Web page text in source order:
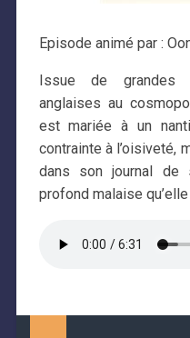
Episode animé par :
Issue de grandes
anglaises au
est mariée à un
contrainte à l’oisiveté,
dans son journal de
profond malaise